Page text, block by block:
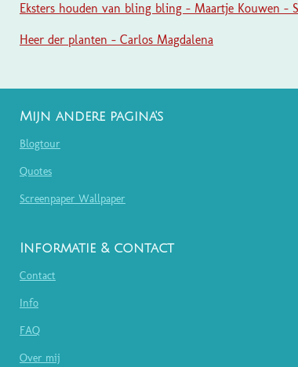
Eksters houden van bling bling - Maartje Kouwen -
Heer der planten - Carlos Magdalena
Mijn andere pagina's
Blogtour
Quotes
Screenpaper Wallpaper
Informatie & contact
Contact
Info
FAQ
Over mij